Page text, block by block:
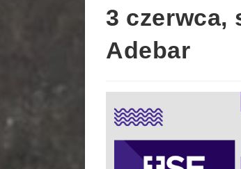
3 czerwca,
Adebar